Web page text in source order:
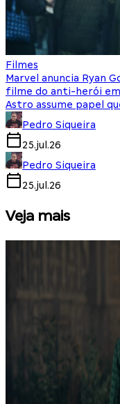
Filmes
Marvel anuncia Ryan
filme do anti-herói em
Astro assume papel
Pedro Siqueira
25.jul.26
Pedro Siqueira
25.jul.26
Veja mais